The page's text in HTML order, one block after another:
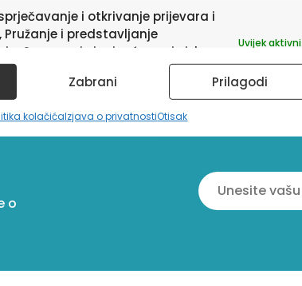
i otkrivanje prijevara i
i predstavljanje
Spremanje i priopćavanje izbora
Uvijek aktivni
Zabrani Prilagodi
kolačićaIzjava o privatnostiOtisak
o